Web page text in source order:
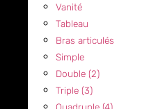
Vanité
Tableau
Bras articulés
Simple
Double (2)
Triple (3)